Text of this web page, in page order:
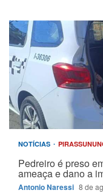
NOTÍCIAS
Pedreiro é preso
ameaça e dano a
Antonio Naressi 8 de